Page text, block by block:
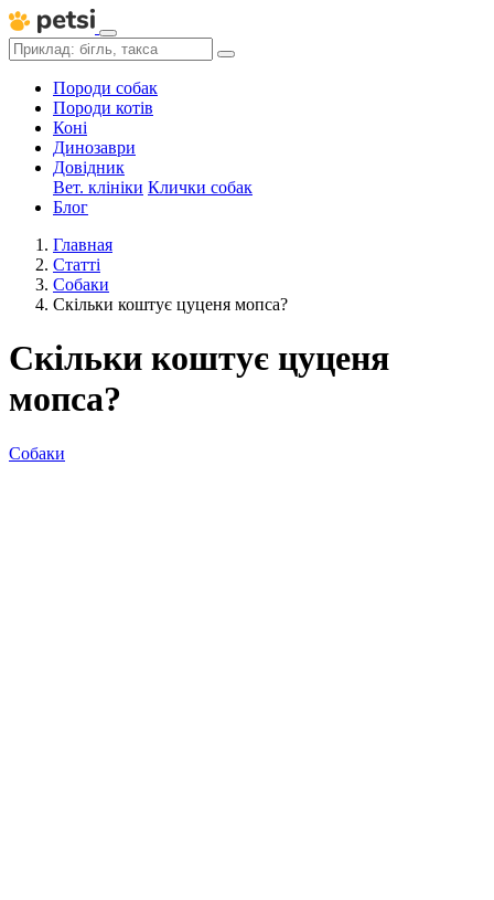
Породи собак
Породи котів
Коні
Динозаври
Довідник
Вет. клініки Клички собак
Блог
Главная
Статті
Собаки
Скільки коштує цуценя мопса?
Скільки коштує цуценя
мопса?
Собаки